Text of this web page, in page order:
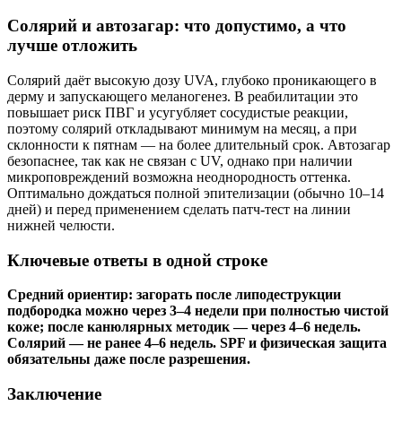
Солярий и автозагар: что допустимо, а что
лучше отложить
Солярий даёт высокую дозу UVA, глубоко проникающего в
дерму и запускающего меланогенез. В реабилитации это
повышает риск ПВГ и усугубляет сосудистые реакции,
поэтому солярий откладывают минимум на месяц, а при
склонности к пятнам — на более длительный срок. Автозагар
безопаснее, так как не связан с UV, однако при наличии
микроповреждений возможна неоднородность оттенка.
Оптимально дождаться полной эпителизации (обычно 10–14
дней) и перед применением сделать патч‑тест на линии
нижней челюсти.
Ключевые ответы в одной строке
Средний ориентир: загорать после липодеструкции
подбородка можно через 3–4 недели при полностью чистой
коже; после канюлярных методик — через 4–6 недель.
Солярий — не ранее 4–6 недель. SPF и физическая защита
обязательны даже после разрешения.
Заключение